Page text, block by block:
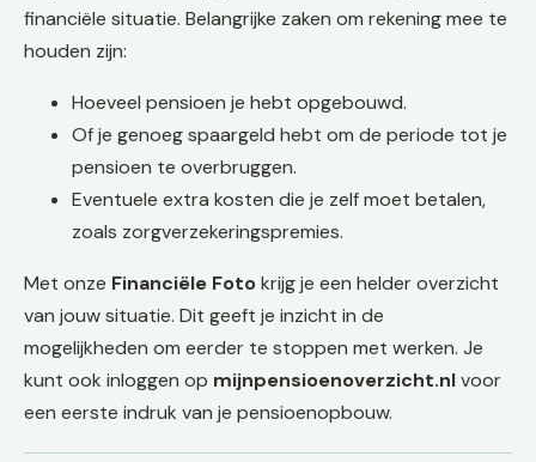
financiële situatie. Belangrijke zaken om rekening mee te
houden zijn:
Hoeveel pensioen je hebt opgebouwd.
Of je genoeg spaargeld hebt om de periode tot je
pensioen te overbruggen.
Eventuele extra kosten die je zelf moet betalen,
zoals zorgverzekeringspremies.
Met onze Financiële Fotokrijg je een helder overzicht
van jouw situatie. Dit geeft je inzicht in de
mogelijkheden om eerder te stoppen met werken. Je
kunt ook inloggen op mijnpensioenoverzicht.nlvoor
een eerste indruk van je pensioenopbouw.